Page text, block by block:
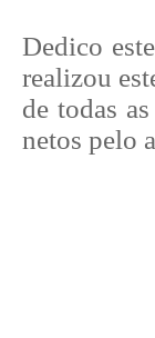
Dedico
realizou
de todas
netos pelo